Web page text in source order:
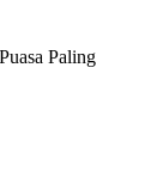
Paling